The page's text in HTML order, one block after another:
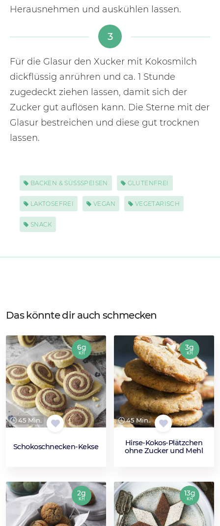
Herausnehmen und auskühlen lassen.
3
Für die Glasur den Xucker mit Kokosmilch
dickflüssig anrühren und ca. 1 Stunde
zugedeckt ziehen lassen, damit sich der
Zucker gut auflösen kann. Die Sterne mit der
Glasur bestreichen und diese gut trocknen
lassen.
BACKEN & SÜSSSPEISEN GLUTENFREI
LAKTOSEFREI VEGAN VEGETARISCH
SNACK
Das könnte dir auch schmecken
45 Min.
Schokoschnecken-Kekse
6g
KH
45 Min.
Hirse-Kokos-Plätzchen
ohne Zucker und Mehl
3g
KH
2g
KH
13g
KH